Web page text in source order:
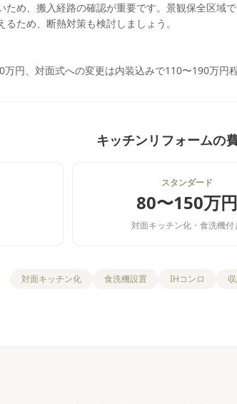
ため、搬入経路の確認が重要です。景観保全区域
ため、断熱対策も検討しましょう。
円、対面式への変更は内装込みで110〜190万円
キッチンリフォームの
スタンダード
80〜150万円
対面キッチン化・食洗機付
対面キッチン化 食洗機設置 IHコンロ